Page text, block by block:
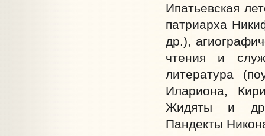
Ипатьевская
патриарха
др.),
чтения и
литература
Илариона,
Жидяты и
Пандекты